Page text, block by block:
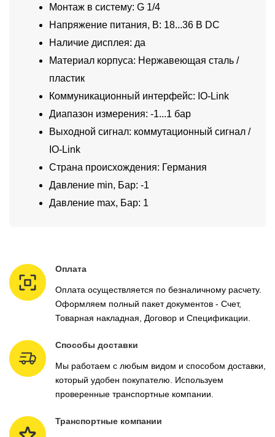
Монтаж в систему: G 1/4
Напряжение питания, В: 18...36 В DC
Наличие дисплея: да
Материал корпуса: Нержавеющая сталь /
пластик
Коммуникационный интерфейс: IO-Link
Диапазон измерения: -1...1 бар
Выходной сигнал: коммутационный сигнал /
IO-Link
Страна происхождения: Германия
Давление min, Бар: -1
Давление max, Бар: 1
Оплата
Оплата осуществляется по безналичному расчету.
Оформляем полный пакет документов - Счет,
Товарная накладная, Договор и Спецификации.
Способы доставки
Мы работаем с любым видом и способом доставки,
который удобен покупателю. Используем
проверенные транспортные компании.
Транспортные компании